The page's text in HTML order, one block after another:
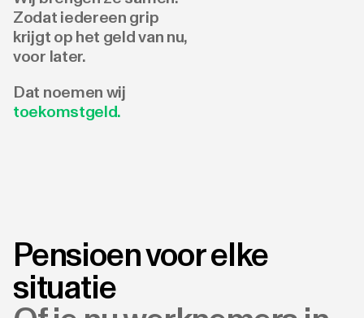
Zodat iedereen grip
krijgt op het geld van nu,
voor later.
Dat noemen wij
toekomstgeld.
Pensioen voor elke
situatie